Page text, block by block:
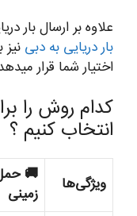
علاوه بر ارسال بار
بار دریایی به دبی
اختیار شما قرار
کدام روش را
انتخاب کنیم ؟
ویژگی‌ها
🚚
زمینی